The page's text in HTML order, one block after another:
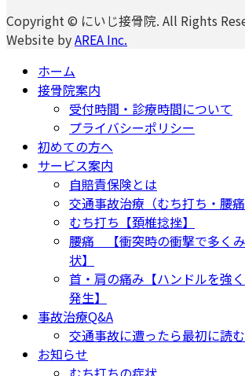
Copyright © にいじ接骨院. All Rights
Website byAREA Inc.
ホーム
接骨院案内
受付時間・診療時間について
プライバシーポリシー
初めての方へ
サービス案内
自賠責保険とは
交通事故治療（むち打ち・腰痛
むち打ち【頚椎捻挫】
腰痛 【衝突時の衝撃で多く
状】
首・肩の痛み【ハンドルを強
発生】
事故治療Q&A
交通事故に遭ったら最初に読
お知らせ